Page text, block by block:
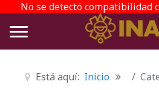
No se detectó compatibilidad
Está aquí: Inicio